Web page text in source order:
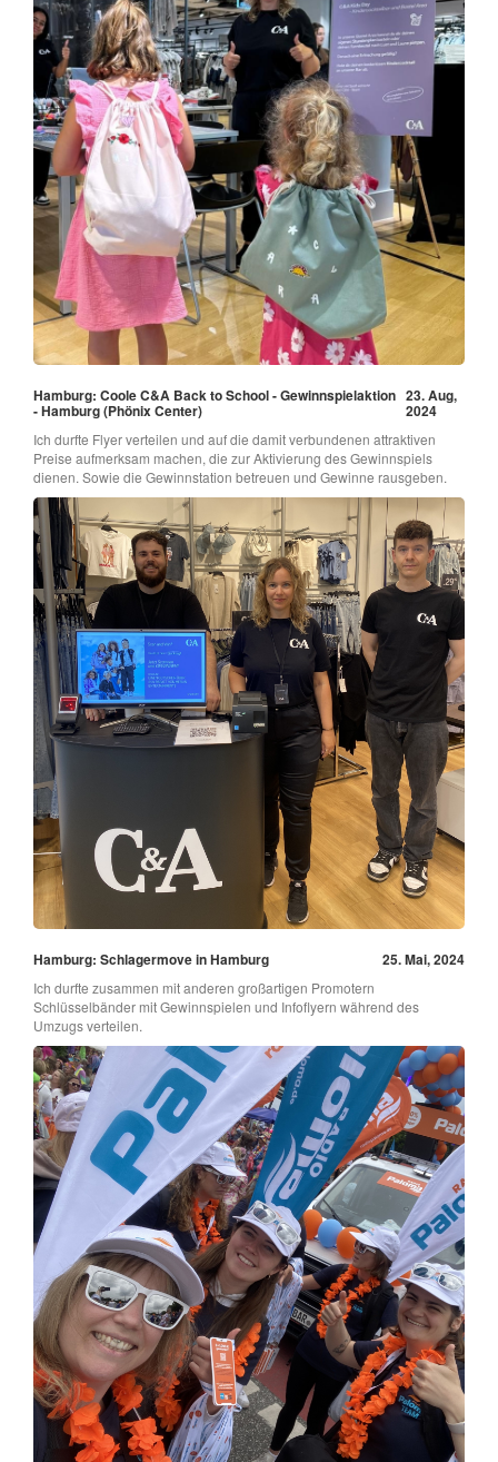
Hamburg: Coole C&A Back to School - Gewinnspielaktion
- Hamburg (Phönix Center)
23. Aug,
2024
Ich durfte Flyer verteilen und auf die damit verbundenen attraktiven
Preise aufmerksam machen, die zur Aktivierung des Gewinnspiels
dienen. Sowie die Gewinnstation betreuen und Gewinne rausgeben.
Hamburg: Schlagermove in Hamburg 25. Mai, 2024
Ich durfte zusammen mit anderen großartigen Promotern
Schlüsselbänder mit Gewinnspielen und Infoflyern während des
Umzugs verteilen.